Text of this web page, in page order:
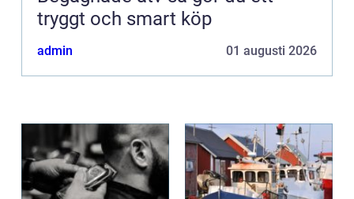
tryggt och smart köp
admin 01 augusti 2026